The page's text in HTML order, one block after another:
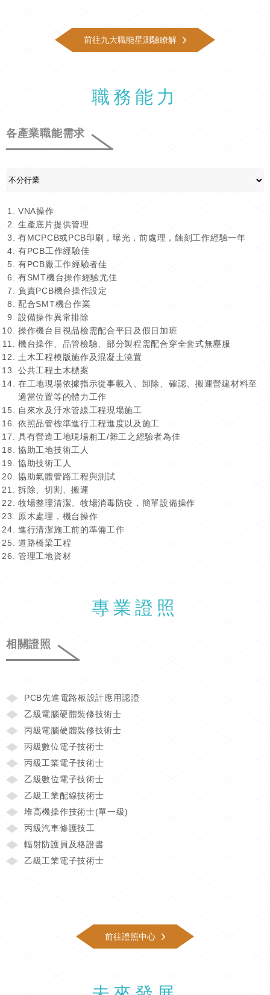
前往九大職能星測驗瞭解
職務能力
各產業職能需求
VNA操作
生產底片提供管理
有MCPCB或PCB印刷，曝光，前處理，蝕刻工作經驗一年
有PCB工作經驗佳
有PCB廠工作經驗者佳
有SMT機台操作經驗尤佳
負責PCB機台操作設定
配合SMT機台作業
設備操作異常排除
操作機台目視品檢需配合平日及假日加班
機台操作、品管檢驗、部分製程需配合穿全套式無塵服
土木工程模版施作及混凝土澆置
公共工程土木標案
在工地現場依據指示從事載入、卸除、確認、搬運營建材料至
適當位置等的體力工作
自來水及汙水管線工程現場施工
依照品管標準進行工程進度以及施工
具有營造工地現場粗工/雜工之經驗者為佳
協助工地技術工人
協助技術工人
協助氣體管路工程與測試
拆除、切割、搬運
牧場整理清潔、牧場消毒防疫，簡單設備操作
原木處理，機台操作
進行清潔施工前的準備工作
道路橋梁工程
管理工地資材
專業證照
相關證照
PCB先進電路板設計應用認證
乙級電腦硬體裝修技術士
丙級電腦硬體裝修技術士
丙級數位電子技術士
丙級工業電子技術士
乙級數位電子技術士
乙級工業配線技術士
堆高機操作技術士(單一級)
丙級汽車修護技工
輻射防護員及格證書
乙級工業電子技術士
前往證照中心